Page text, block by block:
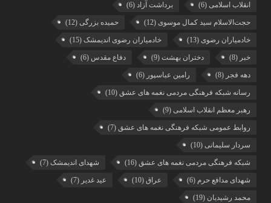
انقلاب اسلامی (6) برداشت آزاد (6)
حجت‌الاسلام سید کمال موسوی (12) حمیده بزرگی (12)
خادمیاران رضوی (13) خادمیاران رضوی اندیمشک (15)
خبر (8) دختران بهشت (9) دفاع مقدس (6)
دهه فجر (8) رامین عباسپور (6)
رسانه شبکه فرهنگی مردمی نغمه های عشق (10)
رهبر معظم انقلاب اسلامی (9)
روابط عمومی شبکه فرهنگی نغمه های عشق (7)
سردار سلیمانی (10)
شبکه فرهنگی مردمی نغمه های عشق (16) شهدای اندیمشک (7)
شهدای مدافع حرم (6) عراق (10) عید غدیر (7)
محمد رشیدیان (19)